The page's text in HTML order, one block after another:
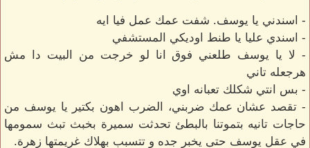
- اسندني يا يوسف. شفت عمك عمل فيا ايه
- اسندي عليا يا طنط اوديكي المستشفي
- لا يا يوسف طلعني فوق انا لو خرجت من البيت دا مش
هرجعله تاني
- بس انتي شكلك تعبانه اوي
- تقصد عشان عمك ضربني، الضرب اهون بكتير يا يوسف من
حاجات تانيه بتموتنا بالبطئ تحدثت سميرة بخبث تبث سمومها
في عقل يوسف حتى يخبر جده و تتسبب بهلاك غريمتها زهرة.